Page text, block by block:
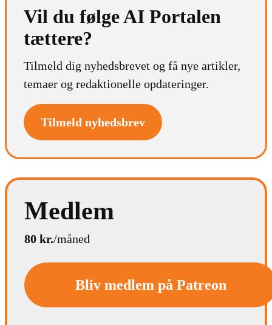
Vil du følge AI Portalen
tættere?
Tilmeld dig nyhedsbrevet og få nye artikler,
temaer og redaktionelle opdateringer.
Tilmeld nyhedsbrev
Medlem
80 kr./måned
Bliv medlem på Patreon